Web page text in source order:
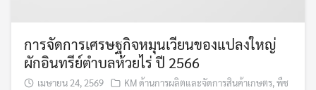
การจัดการเศรษฐกิจหมุนเวียนของแปลงใหญ่
ผักอินทรีย์ตำบลห้วยไร่ ปี 2566
เมษายน 24, 2569 KM ด้านการผลิตและจัดการสินค้าเกษตร,พืช